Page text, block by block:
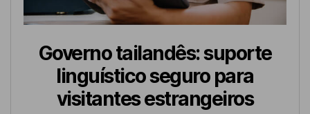
Governo tailandês: suporte
linguístico seguro para
visitantes estrangeiros